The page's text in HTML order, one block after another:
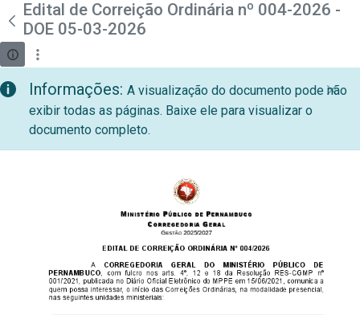
Pular para o Conteúdo principal
teste descricao
Edital de Correição Ordinária nº 004-2026 -
DOE 05-03-2026
Informações: A visualização do documento pode não
exibir todas as páginas. Baixe ele para visualizar o
documento completo.